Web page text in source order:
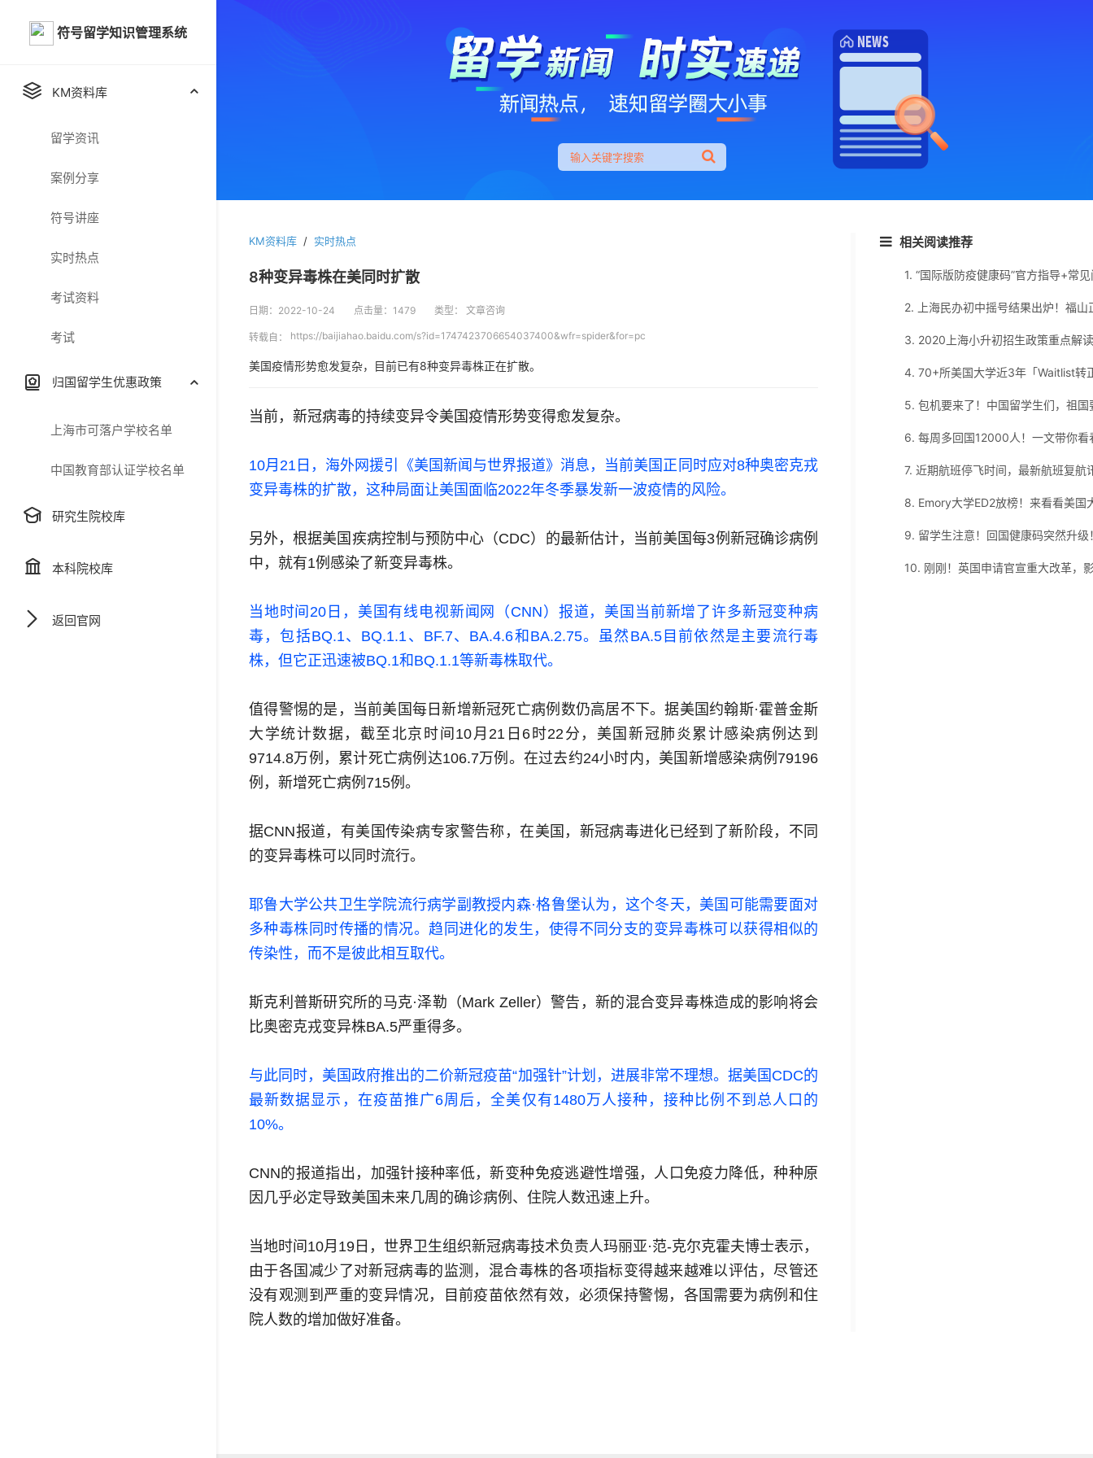
符号留学知识管理系统
KM资料库
留学资讯
案例分享
符号讲座
实时热点
考试资料
考试
归国留学生优惠政策
上海市可落户学校名单
中国教育部认证学校名单
研究生院校库
本科院校库
返回官网
相关阅读推荐
1. “国际版防疫健康码”官方指导+常
7. 近期航班停飞时间，最新航班复航
KM资料库 / 实时热点
8种变异毒株在美同时扩散
日期：2022-10-24 点击量：1479 类型： 文章咨询
转载自： https://baijiahao.baidu.com/s?id=1747423706654037400&wfr=spider&for=pc
美国疫情形势愈发复杂，目前已有8种变异毒株正在扩散。
当前，新冠病毒的持续变异令美国疫情形势变得愈发复杂。
10月21日，海外网援引《美国新闻与世界报道》消息，当前美国正同时应对8种奥密克戎
变异毒株的扩散，这种局面让美国面临2022年冬季暴发新一波疫情的风险。
另外，根据美国疾病控制与预防中心（CDC）的最新估计，当前美国每3例新冠确诊病例
中，就有1例感染了新变异毒株。
当地时间20日，美国有线电视新闻网（CNN）报道，美国当前新增了许多新冠变种病
毒 ，包括BQ.1、BQ.1.1、BF.7、BA.4.6和BA.2.75。虽然BA.5目前依然是主要流行毒
株，但它正迅速被BQ.1和BQ.1.1等新毒株取代。
值得警惕的是，当前美国每日新增新冠死亡病例数仍高居不下。据美国约翰斯·霍普金斯
大学统计数据，截至北京时间10月21日6时22分，美国新冠肺炎累计感染病例达到
9714.8万例，累计死亡病例达106.7万例。在过去约24小时内，美国新增感染病例79196
例，新增死亡病例715例。
据CNN报道，有美国传染病专家警告称，在美国，新冠病毒进化已经到了新阶段，不同
的变异毒株可以同时流行。
耶鲁大学公共卫生学院流行病学副教授内森·格鲁堡认为，这个冬天，美国可能需要面对
多种毒株同时传播的情况。趋同进化的发生，使得不同分支的变异毒株可以获得相似的
传染性，而不是彼此相互取代。
斯克利普斯研究所的马克·泽勒（Mark Zeller）警告，新的混合变异毒株造成的影响将会
比奥密克戎变异株BA.5严重得多。
与此同时，美国政府推出的二价新冠疫苗“加强针”计划，进展非常不理想。据美国CDC的
最新数据显示，在疫苗推广6周后，全美仅有1480万人接种，接种比例不到总人口的
10%。
CNN的报道指出，加强针接种率低，新变种免疫逃避性增强，人口免疫力降低，种种原
因几乎必定导致美国未来几周的确诊病例、住院人数迅速上升。
当地时间10月19日，世界卫生组织新冠病毒技术负责人玛丽亚·范-克尔克霍夫博士表示，
由于各国减少了对新冠病毒的监测，混合毒株的各项指标变得越来越难以评估，尽管还
没有观测到严重的变异情况，目前疫苗依然有效，必须保持警惕，各国需要为病例和住
院人数的增加做好准备。